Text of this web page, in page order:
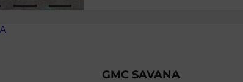
GMC SAVANA